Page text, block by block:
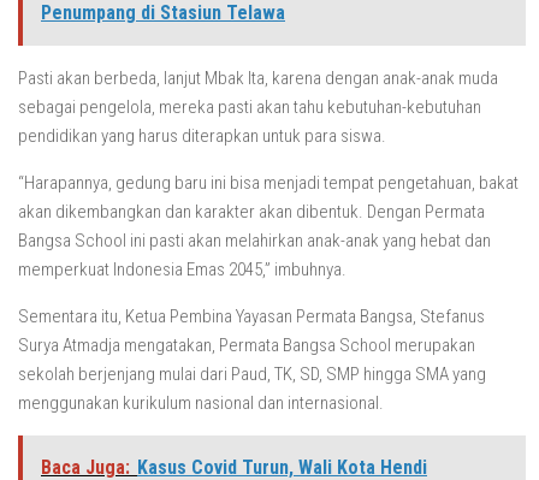
Penumpang di Stasiun Telawa
Pasti akan berbeda, lanjut Mbak Ita, karena dengan anak-anak muda
sebagai pengelola, mereka pasti akan tahu kebutuhan-kebutuhan
pendidikan yang harus diterapkan untuk para siswa.
“Harapannya, gedung baru ini bisa menjadi tempat pengetahuan, bakat
akan dikembangkan dan karakter akan dibentuk. Dengan Permata
Bangsa School ini pasti akan melahirkan anak-anak yang hebat dan
memperkuat Indonesia Emas 2045,” imbuhnya.
Sementara itu, Ketua Pembina Yayasan Permata Bangsa, Stefanus
Surya Atmadja mengatakan, Permata Bangsa School merupakan
sekolah berjenjang mulai dari Paud, TK, SD, SMP hingga SMA yang
menggunakan kurikulum nasional dan internasional.
Baca Juga: Kasus Covid Turun, Wali Kota Hendi